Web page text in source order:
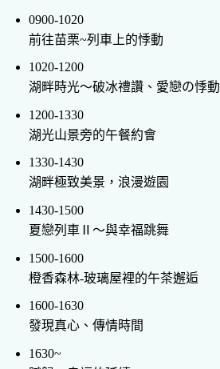
0900-1020
前往苗栗~列車上的悸動
1020-1200
湖畔時光〜破冰禮讚、愛戀の悸動
1200-1330
湖光山景旁的午餐約會
1330-1430
湖畔極致美景，浪漫遊園
1430-1500
夏戀列車Ⅱ～與幸福跳舞
1500-1600
橙香森林-玻璃屋裡的午茶邂逅
1600-1630
發現真心、傳情時間
1630~